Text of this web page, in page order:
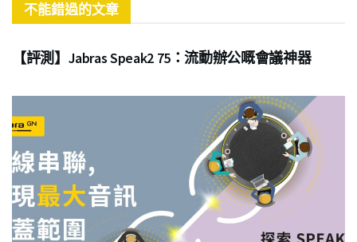
不能錯過的文章
商業
【評測】Jabras Speak2 75：流動辦公嘅會議神器